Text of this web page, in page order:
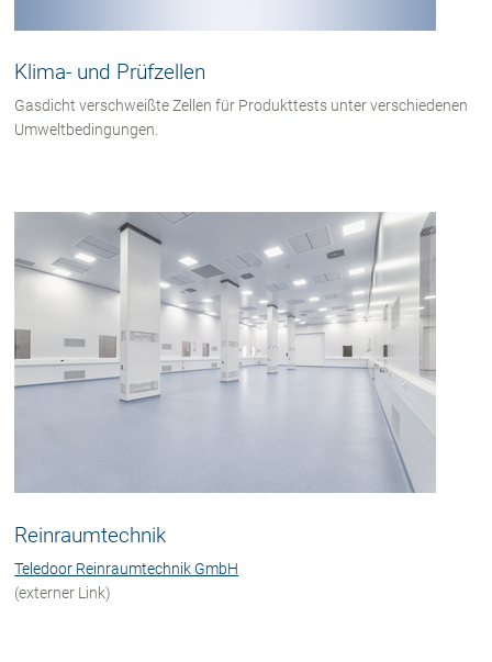
Klima- und Prüfzellen
Gasdicht verschweißte Zellen für Produkttests unter verschiedenen
Umweltbedingungen.
Reinraumtechnik
Teledoor Reinraumtechnik GmbH
(externer Link)